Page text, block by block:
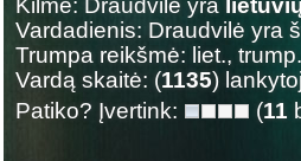
Kilmė: Draudvilė yra
Vardadienis: Draudvilė yra
Trumpa reikšmė: liet.,
Vardą skaitė: (1135)
Patiko? Įvertink:
(11